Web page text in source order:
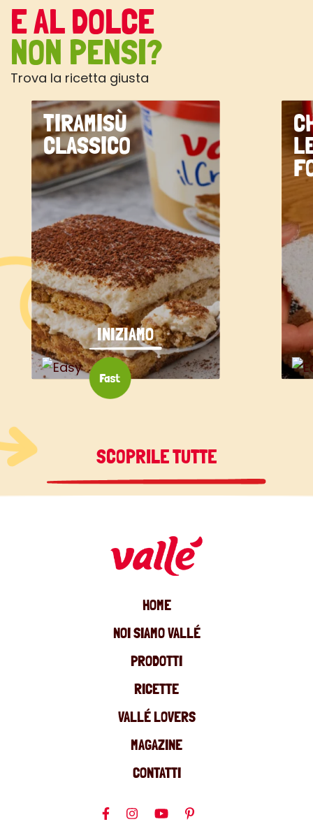
E AL DOLCE
NON PENSI?
Trova la ricetta giusta
TIRAMISÙ
CLASSICO
INIZIAMO
SCOPRILE TUTTE
HOME
NOI SIAMO VALLÉ
PRODOTTI
RICETTE
VALLÉ LOVERS
MAGAZINE
CONTATTI